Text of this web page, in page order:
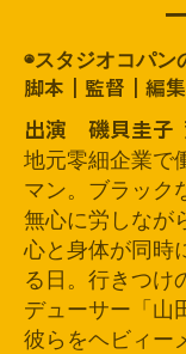
​◉スタジオコパン
脚本｜監督｜編
出演 磯貝圭子
地元零細企業で
マン。ブラック
無心に労しなが
心と身体が同時
る日。行きつけ
デューサー「山
彼らをヘビィー